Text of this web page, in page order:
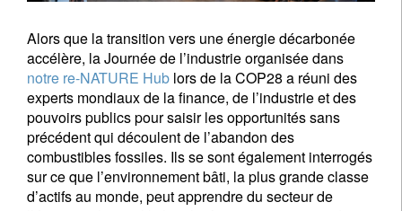
Alors que la transition vers une énergie décarbonée
accélère, la Journée de l’industrie organisée dans
notre re-NATURE Hub lors de la COP28 a réuni des
experts mondiaux de la finance, de l’industrie et des
pouvoirs publics pour saisir les opportunités sans
précédent qui découlent de l’abandon des
combustibles fossiles. Ils se sont également interrogés
sur ce que l’environnement bâti, la plus grande classe
d’actifs au monde, peut apprendre du secteur de